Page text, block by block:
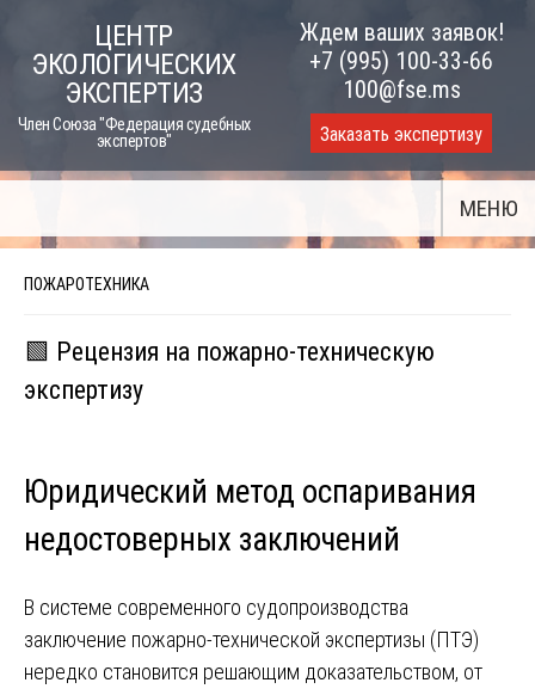
content
ЦЕНТР
ЭКОЛОГИЧЕСКИХ
ЭКСПЕРТИЗ
Член Союза "Федерация судебных
экспертов"
Ждем ваших заявок!
+7 (995) 100-33-66
100@fse.ms
Заказать экспертизу
МЕНЮ
ПОЖАРОТЕХНИКА
🟩 Рецензия на пожарно-техническую
экспертизу
Юридический метод оспаривания
недостоверных заключений
В системе современного судопроизводства
заключение пожарно-технической экспертизы (ПТЭ)
нередко становится решающим доказательством, от